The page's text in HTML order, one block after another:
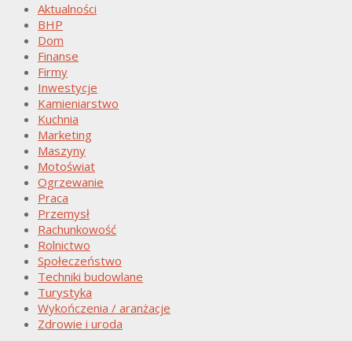
Aktualności
BHP
Dom
Finanse
Firmy
Inwestycje
Kamieniarstwo
Kuchnia
Marketing
Maszyny
Motoświat
Ogrzewanie
Praca
Przemysł
Rachunkowość
Rolnictwo
Społeczeństwo
Techniki budowlane
Turystyka
Wykończenia / aranżacje
Zdrowie i uroda